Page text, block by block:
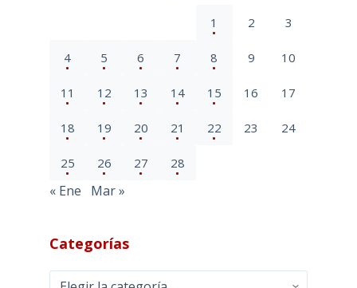
1 2 3
4 5 6 7 8 9 10
11 12 13 14 15 16 17
18 19 20 21 22 23 24
25 26 27 28
« Ene Mar »
Categorías
Categorías